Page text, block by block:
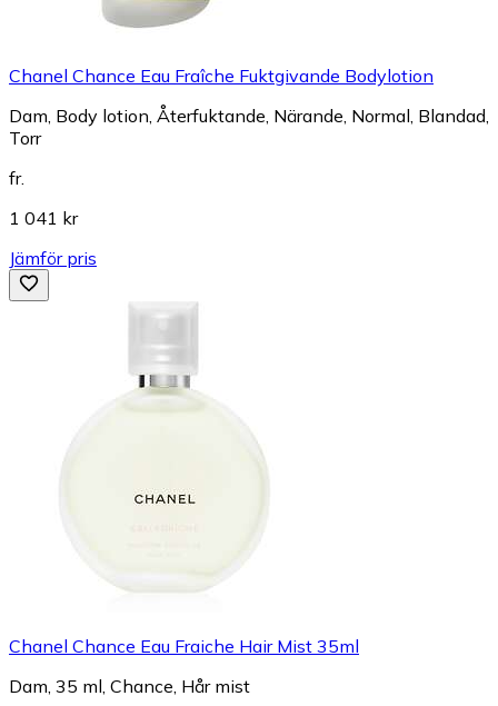
Chanel Chance Eau Fraîche Fuktgivande Bodylotion
Dam, Body lotion, Återfuktande, Närande, Normal, Blandad,
Torr
fr.
1 041 kr
Jämför pris
Chanel Chance Eau Fraiche Hair Mist 35ml
Dam, 35 ml, Chance, Hår mist